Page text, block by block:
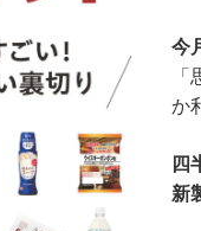
今
か
四
新